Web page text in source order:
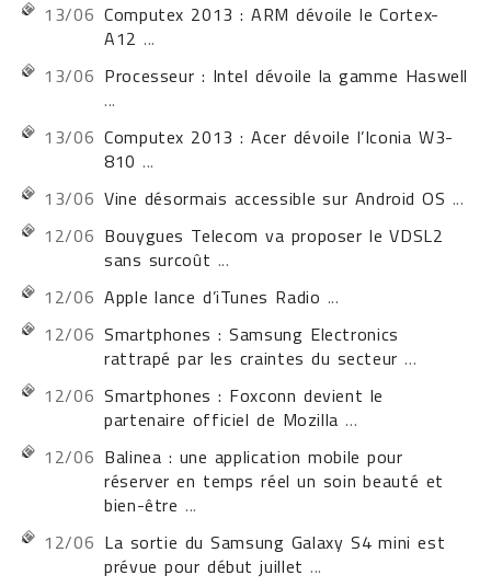
13/06 Computex 2013 : ARM dévoile le Cortex-
A12 ...
13/06 Processeur : Intel dévoile la gamme Haswell
...
13/06 Computex 2013 : Acer dévoile l’Iconia W3-
810 ...
13/06 Vine désormais accessible sur Android OS ...
12/06 Bouygues Telecom va proposer le VDSL2
sans surcoût ...
12/06 Apple lance d’iTunes Radio ...
12/06 Smartphones : Samsung Electronics
rattrapé par les craintes du secteur ...
12/06 Smartphones : Foxconn devient le
partenaire officiel de Mozilla ...
12/06 Balinea : une application mobile pour
réserver en temps réel un soin beauté et
bien-être ...
12/06 La sortie du Samsung Galaxy S4 mini est
prévue pour début juillet ...